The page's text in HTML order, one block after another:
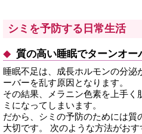
シミを予防する日常生活
質の高い睡眠でターンオー
睡眠不足は、成長ホルモンの分泌
ーバーを乱す原因となります。
その結果、メラニン色素を上手く
ミになってしまいます。
だから、シミの予防のためには
大切です。 次のような方法がおす